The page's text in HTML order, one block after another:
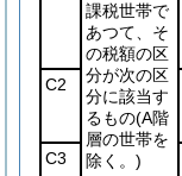
課税世帯で
あつて、そ
の税額の区
分が次の区
分に該当す
るもの(A階
層の世帯を
除く。)
C2
C3